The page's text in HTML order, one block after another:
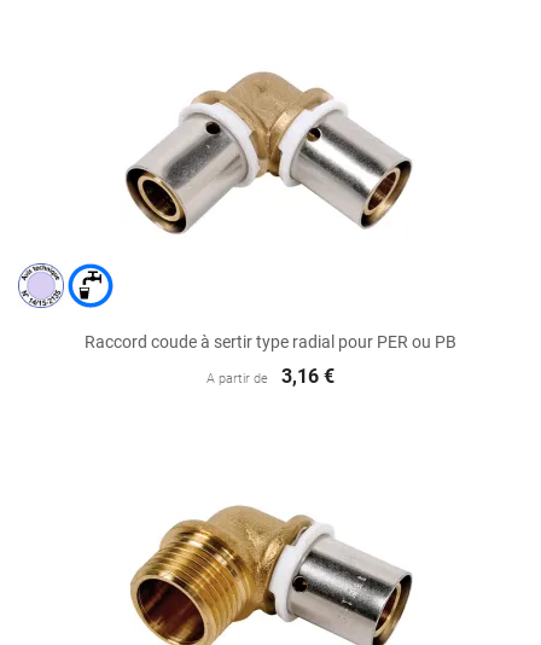
Raccord coude à sertir type radial pour PER ou PB
A partir de 3,16 €